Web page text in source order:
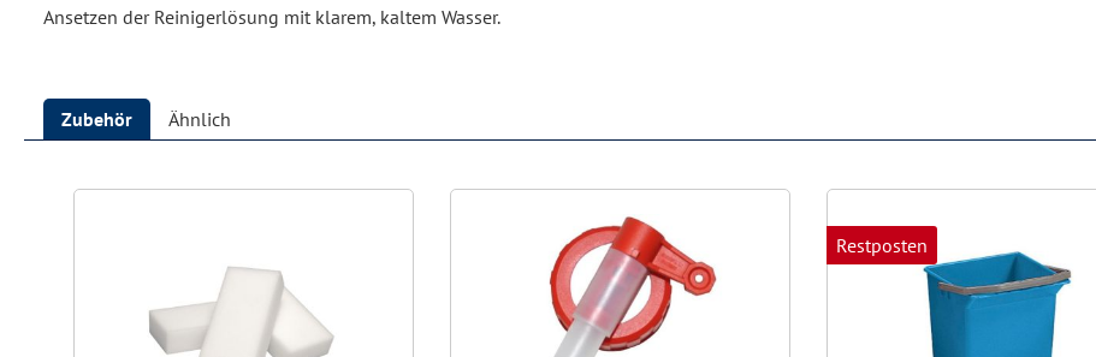
Ansetzen der Reinigerlösung mit klarem, kaltem Wasser.
Zubehör Ähnlich
Restposten